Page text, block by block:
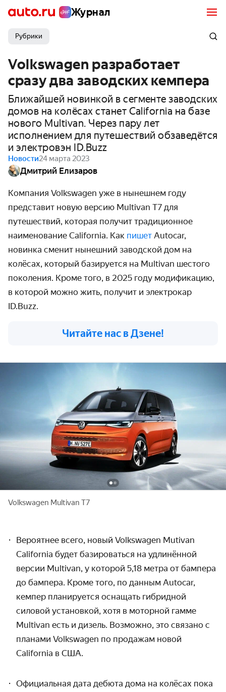
Журнал
Рубрики
Volkswagen разработает
сразу два заводских кемпера
Ближайшей новинкой в сегменте заводских
домов на колёсах станет California на базе
нового Multivan. Через пару лет
исполнением для путешествий обзаведётся
и электровэн ID.Buzz
Новости24 марта 2023
Дмитрий Елизаров
Компания Volkswagen уже в нынешнем году
представит новую версию Multivan T7 для
путешествий, которая получит традиционное
наименование California. Как пишет Autocar,
новинка сменит нынешний заводской дом на
колёсах, который базируется на Multivan шестого
поколения. Кроме того, в 2025 году модификацию,
в которой можно жить, получит и электрокар
ID.Buzz.
Читайте нас в Дзене!
Volkswagen Multivan T7
Вероятнее всего, новый Volkswagen Mutivan
California будет базироваться на удлинённой
версии Multivan, у которой 5,18 метра от бампера
до бампера. Кроме того, по данным Autocar,
кемпер планируется оснащать гибридной
силовой установкой, хотя в моторной гамме
Multivan есть и дизель. Возможно, это связано с
планами Volkswagen по продажам новой
California в США.
Официальная дата дебюта дома на колёсах пока